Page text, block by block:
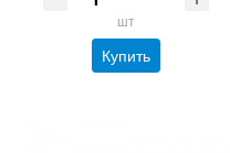
шт
Купить